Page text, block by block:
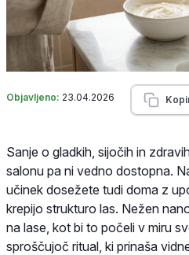
Objavljeno: 23.04.2026
Sanje o gladkih, sijočih in
salonu pa ni vedno dostopna.
učinek dosežete tudi doma z
krepijo strukturo las. Nežen
na lase, kot bi to počeli v miru
sproščujoč ritual, ki prinaša